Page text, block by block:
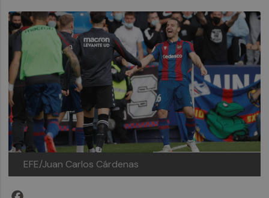
EFE/Juan Carlos Cárdenas